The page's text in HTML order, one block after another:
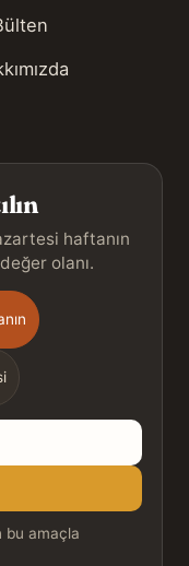
haftanın
olanı.
bu amaçla